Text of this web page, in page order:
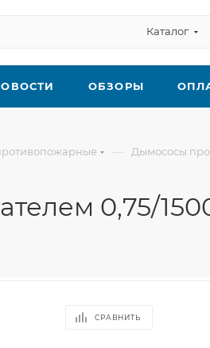
Каталог
ОБЗОРЫ
— Дымососы
0,75/
СРАВНИТЬ